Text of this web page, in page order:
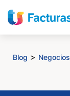
Blog > Negocios